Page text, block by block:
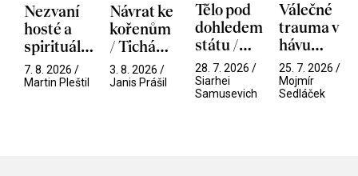
Nezvaní
hosté a
spirituální
narušitelé
z vesmíru
7. 8. 2026 /
Martin Pleštil
Návrat ke
kořenům
/ Tichá
přítelkyně
3. 8. 2026 /
Janis Prášil
Tělo pod
dohledem
státu /
Pramen
28. 7. 2026 /
Siarhei
Samusevich
Válečné
trauma v
hávu
spektáklu
/ Odyssea
25. 7. 2026 /
Mojmír
Sedláček